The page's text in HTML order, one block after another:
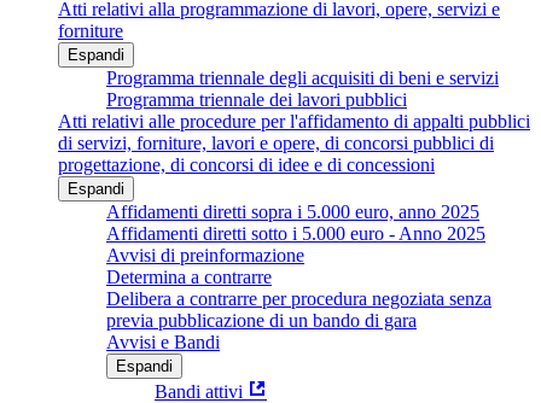
Atti relativi alla programmazione di lavori, opere, servizi e
forniture
Espandi
Programma triennale degli acquisiti di beni e servizi
Programma triennale dei lavori pubblici
Atti relativi alle procedure per l'affidamento di appalti pubblici
di servizi, forniture, lavori e opere, di concorsi pubblici di
progettazione, di concorsi di idee e di concessioni
Espandi
Affidamenti diretti sopra i 5.000 euro, anno 2025
Affidamenti diretti sotto i 5.000 euro - Anno 2025
Avvisi di preinformazione
Determina a contrarre
Delibera a contrarre per procedura negoziata senza
previa pubblicazione di un bando di gara
Avvisi e Bandi
Espandi
Bandi attivi